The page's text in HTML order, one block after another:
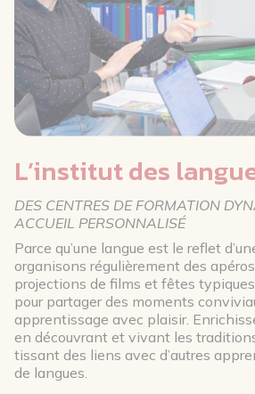
L’institut des
DES CENTRES DE FORMATION
ACCUEIL PERSONNALISÉ
Parce qu’une langue est le reflet
organisons régulièrement des
projections de films et fêtes
pour partager des moments
apprentissage avec plaisir.
en découvrant et vivant les
tissant des liens avec d’autres
de langues.